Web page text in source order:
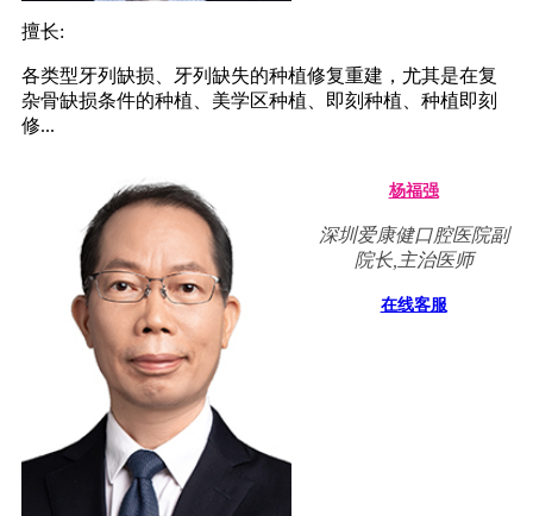
擅长:
各类型牙列缺损、牙列缺失的种植修复重建，尤其是在复
杂骨缺损条件的种植、美学区种植、即刻种植、种植即刻
修...
杨福强
深圳爱康健口腔医院副
院长,主治医师
在线客服